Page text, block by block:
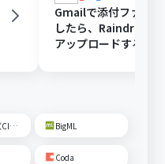
Gmailで添付ファイ
したら、
アップロードする
Anthropic（Claude） BigML
Coda